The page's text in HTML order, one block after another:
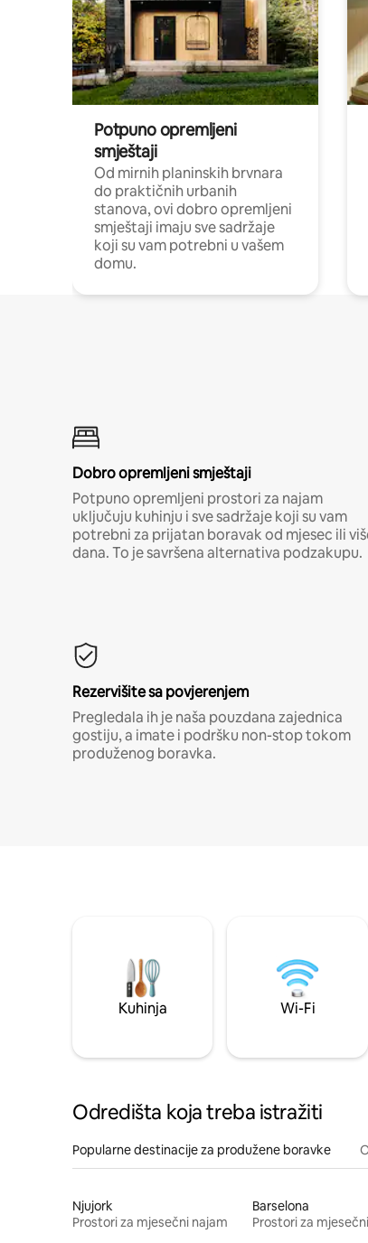
Potpuno opremljeni
smještaji
Od mirnih planinskih brvnara
do praktičnih urbanih
stanova, ovi dobro opremljeni
smještaji imaju sve sadržaje
koji su vam potrebni u vašem
domu.
Dobro opremljeni smještaji
Potpuno opremljeni prostori za najam
uključuju kuhinju i sve sadržaje koji su vam
potrebni za prijatan boravak od mjesec ili
dana. To je savršena alternativa podzakupu.
Rezervišite sa povjerenjem
Pregledala ih je naša pouzdana zajednica
gostiju, a imate i podršku non-stop tokom
produženog boravka.
Kuhinja Wi-Fi
Odredišta koja treba istražiti
Popularne destinacije za produžene boravke
Njujork
Prostori za mjesečni najam
Barselona
Prostori za